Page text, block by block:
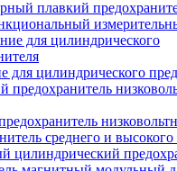
плавкий
для цилиндрического
среднего и
цилиндрический